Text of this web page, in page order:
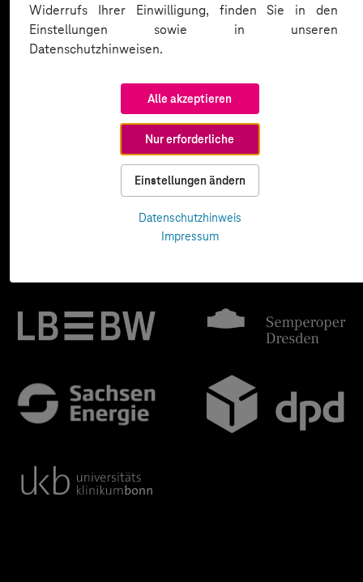
Widerrufs Ihrer Einwilligung, finden Sie in den
Einstellungen sowie in unseren
Datenschutzhinweisen.
Alle akzeptieren
Nur erforderliche
Einstellungen ändern
Datenschutzhinweis
Impressum